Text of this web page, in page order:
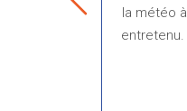
la météo